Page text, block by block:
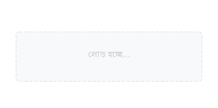
লোড হচ্ছে...